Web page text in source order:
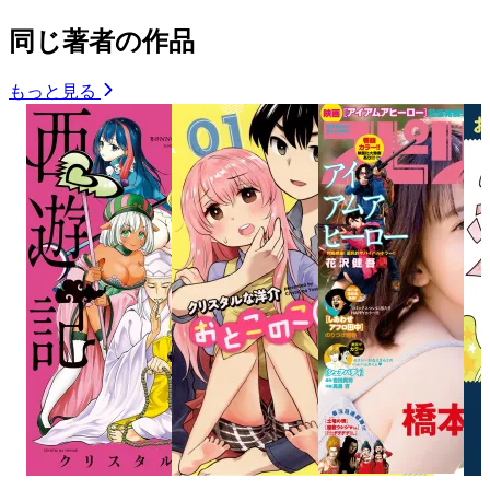
同じ著者の作品
もっと見る